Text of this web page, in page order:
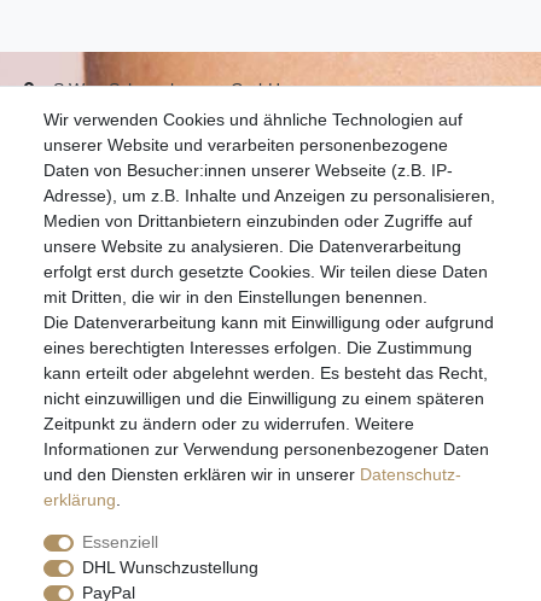
Wir verwenden Cookies und ähnliche Technologien auf
unserer Website und verarbeiten personenbezogene
Daten von Besucher:innen unserer Webseite (z.B. IP-
Adresse), um z.B. Inhalte und Anzeigen zu personalisieren,
Medien von Drittanbietern einzubinden oder Zugriffe auf
unsere Website zu analysieren. Die Datenverarbeitung
erfolgt erst durch gesetzte Cookies. Wir teilen diese Daten
mit Dritten, die wir in den Einstellungen benennen.
Die Datenverarbeitung kann mit Einwilligung oder aufgrund
eines berechtigten Interesses erfolgen. Die Zustimmung
kann erteilt oder abgelehnt werden. Es besteht das Recht,
nicht einzuwilligen und die Einwilligung zu einem späteren
Zeitpunkt zu ändern oder zu widerrufen. Weitere
Informationen zur Verwendung personenbezogener Daten
und den Diensten erklären wir in unserer Daten­schutz­
erklärung
Essenziell
DHL Wunschzustellung
PayPal
S.W.w. Schmuckwaren GmbH
07051-9608828
info@schmuckador.de
Montag bis Freitag 8.30 – 12.00 Uhr und 13.30 bis 17.30 Uhr
Widerrufs­recht Widerrufs­formular Impressum
Daten­schutz­erklärung AGB
E-MAIL **
Hiermit bestätige ich, dass ich die